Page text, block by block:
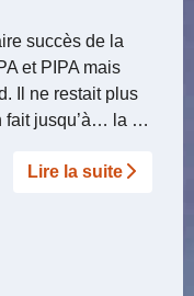
succès de la
et PIPA mais
Il ne restait plus
fait jusqu’à… la …
Lire la suite­­